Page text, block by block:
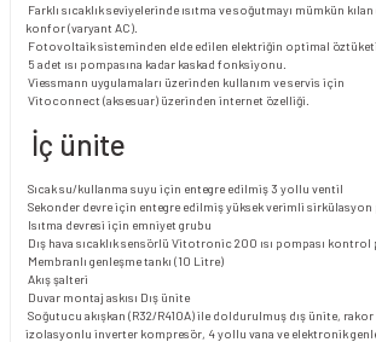
Farklı sıcaklık seviyelerinde ısıtma ve soğutmayı mümkün
konfor (varyant AC).
Fotovoltaik sisteminden elde edilen elektriğin optimal
5 adet ısı pompasına kadar kaskad fonksiyonu.
Viessmann uygulamaları üzerinden kullanım ve servis için
Vitoconnect (aksesuar) üzerinden internet özelliği.
İç ünite
Sıcak su/kullanma suyu için entegre edilmiş 3 yollu ventil
Sekonder devre için entegre edilmiş yüksek verimli sirkülasyon
Isıtma devresi için emniyet grubu
Dış hava sıcaklık sensörlü Vitotronic 200 ısı pompası kontrol
Membranlı genleşme tankı (10 Litre)
Akış şalteri
Duvar montaj askısı Dış ünite
Soğutucu akışkan (R32/R410A) ile doldurulmuş dış ünite, rakor
izolasyonlu inverter kompresör, 4 yollu vana ve elektronik